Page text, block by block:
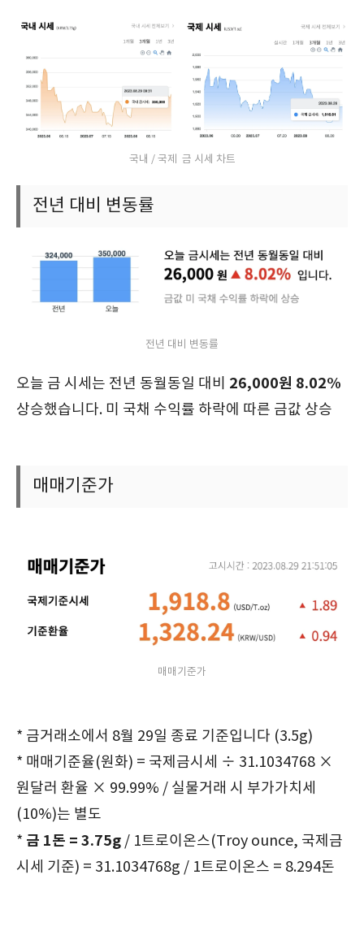
국내 / 국제 금 시세 차트
전년 대비 변동률
전년 대비 변동률
오늘 금 시세는 전년 동월동일 대비 26,000원 8.02%
상승했습니다. 미 국채 수익률 하락에 따른 금값 상승
매매기준가
매매기준가
* 금거래소에서 8월 29일 종료 기준입니다 (3.5g)
* 매매기준율(원화) = 국제금시세 ÷ 31.1034768 ×
원달러 환율 × 99.99% / 실물거래 시 부가가치세
(10%)는 별도
* 금 1돈 = 3.75g / 1트로이온스(Troy ounce, 국제금
시세 기준) = 31.1034768g / 1트로이온스 = 8.294돈